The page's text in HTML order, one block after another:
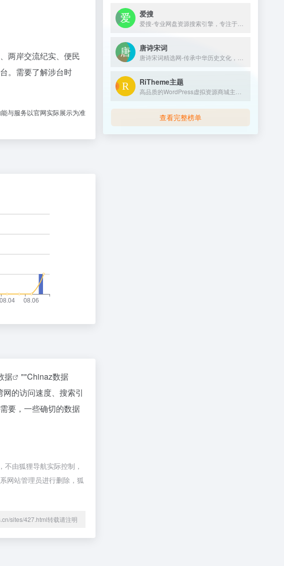
两岸交流纪实、便民
。需要了解涉台时
与服务以官网实际展示为准
据 ""Chinaz数据
的访问速度、搜索引
要，一些确切的数据
由狐狸导航实际控制，
网站管理员进行删除，狐
sites/427.html转载请注明
爱搜
唐诗宋词
RiTheme主题
查看完整榜单